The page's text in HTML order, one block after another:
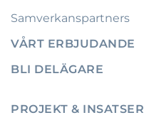
Samverkanspartners
VÅRT ERBJUDANDE
BLI DELÄGARE
PROJEKT & INSATSER